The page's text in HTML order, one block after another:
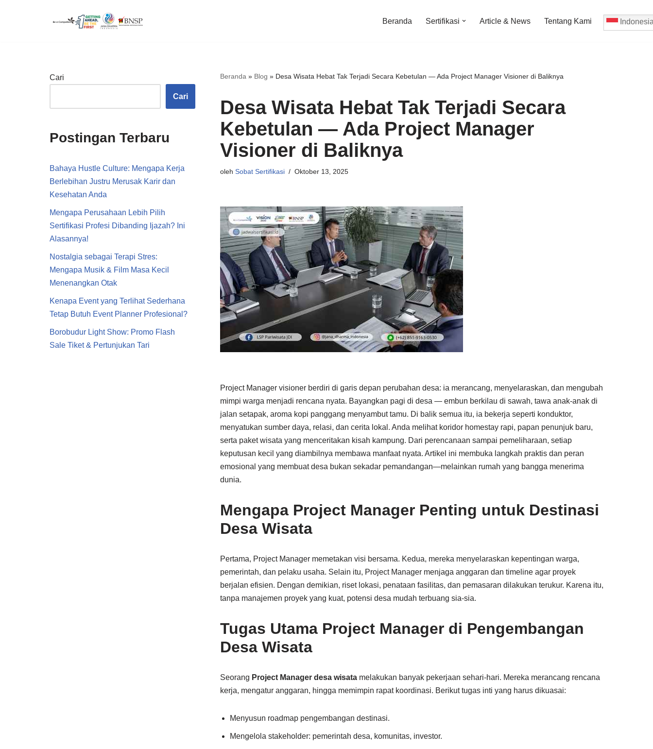
Beranda Sertifikasi Article & News Tentang Kami
Cari
Cari
Postingan Terbaru
Bahaya Hustle Culture: Mengapa Kerja
Berlebihan Justru Merusak Karir dan
Kesehatan Anda
Mengapa Perusahaan Lebih Pilih
Sertifikasi Profesi Dibanding Ijazah? Ini
Alasannya!
Nostalgia sebagai Terapi Stres:
Mengapa Musik & Film Masa Kecil
Menenangkan Otak
Kenapa Event yang Terlihat Sederhana
Tetap Butuh Event Planner Profesional?
Borobudur Light Show: Promo Flash
Sale Tiket & Pertunjukan Tari
Beranda » Blog » Desa Wisata Hebat Tak Terjadi Secara Kebetulan — Ada Project Manager Visioner di Baliknya
Desa Wisata Hebat Tak Terjadi Secara
Kebetulan — Ada Project Manager
Visioner di Baliknya
oleh Sobat Sertifikasi Oktober 13, 2025
Project Manager visioner berdiri di garis depan perubahan desa: ia merancang, menyelaraskan, dan mengubah
mimpi warga menjadi rencana nyata. Bayangkan pagi di desa — embun berkilau di sawah, tawa anak-anak di
jalan setapak, aroma kopi panggang menyambut tamu. Di balik semua itu, ia bekerja seperti konduktor,
menyatukan sumber daya, relasi, dan cerita lokal. Anda melihat koridor homestay rapi, papan penunjuk baru,
serta paket wisata yang menceritakan kisah kampung. Dari perencanaan sampai pemeliharaan, setiap
keputusan kecil yang diambilnya membawa manfaat nyata. Artikel ini membuka langkah praktis dan peran
emosional yang membuat desa bukan sekadar pemandangan—melainkan rumah yang bangga menerima
dunia.
Mengapa Project Manager Penting untuk Destinasi
Desa Wisata
Pertama, Project Manager memetakan visi bersama. Kedua, mereka menyelaraskan kepentingan warga,
pemerintah, dan pelaku usaha. Selain itu, Project Manager menjaga anggaran dan timeline agar proyek
berjalan efisien. Dengan demikian, riset lokasi, penataan fasilitas, dan pemasaran dilakukan terukur. Karena itu,
tanpa manajemen proyek yang kuat, potensi desa mudah terbuang sia-sia.
Tugas Utama Project Manager di Pengembangan
Desa Wisata
Seorang Project Manager desa wisata melakukan banyak pekerjaan sehari-hari. Mereka merancang rencana
kerja, mengatur anggaran, hingga memimpin rapat koordinasi. Berikut tugas inti yang harus dikuasai:
Menyusun roadmap pengembangan destinasi.
Mengelola stakeholder: pemerintah desa, komunitas, investor.